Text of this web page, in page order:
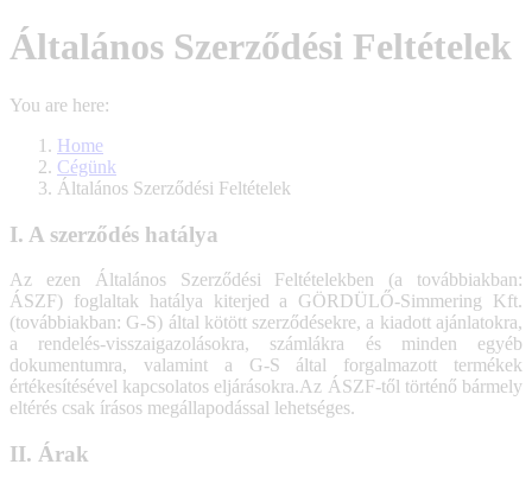
Általános Szerződési Feltételek
You are here:
Home
Cégünk
Általános Szerződési Feltételek
I. A szerződés hatálya
Az ezen Általános Szerződési Feltételekben (a továbbiakban:
ÁSZF) foglaltak hatálya kiterjed a GÖRDÜLŐ-Simmering Kft.
(továbbiakban: G-S) által kötött szerződésekre, a kiadott ajánlatokra,
a rendelés-visszaigazolásokra, számlákra és minden egyéb
dokumentumra, valamint a G-S által forgalmazott termékek
értékesítésével kapcsolatos eljárásokra.Az ÁSZF-től történő bármely
eltérés csak írásos megállapodással lehetséges.
II. Árak